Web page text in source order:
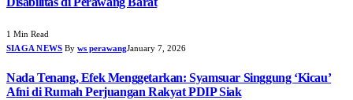
1 Min Read
SIAGA NEWS By ws perawangJanuary 7, 2026
Nada Tenang, Efek Menggetarkan: Syamsuar Singgung ‘Kicau’
Afni di Rumah Perjuangan Rakyat PDIP Siak